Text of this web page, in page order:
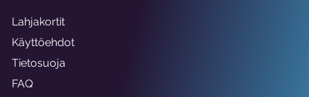
Lahjakortit
Käyttöehdot
Tietosuoja
FAQ